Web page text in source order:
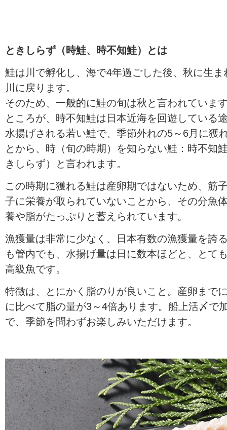
ときしらず（時鮭、時不知鮭）とは
鮭は川で孵化し、海で4年過ごした後、秋に生ま
川に戻ります。
そのため、一般的に鮭の旬は秋と言われていま
ところが、時不知鮭は日本近海を回遊している
水揚げされる若い鮭で、季節外れの5～6月に獲
とから、時（旬の時期）を知らない鮭：時不知
きしらず）と言われます。
この時期に獲れる鮭は産卵期ではないため、筋
子に栄養が取られていないことから、その分魚
養や脂がたっぷりと蓄えられています。
漁獲量は非常に少なく、日本有数の漁獲量を誇
も管内でも、水揚げ量は日に数本ほどと、とて
高級魚です。
特徴は、とにかく脂のりが良いこと。産卵まで
に比べて脂の量が3～4倍あります。船上活〆で
で、季節を問わずお楽しみいただけます。